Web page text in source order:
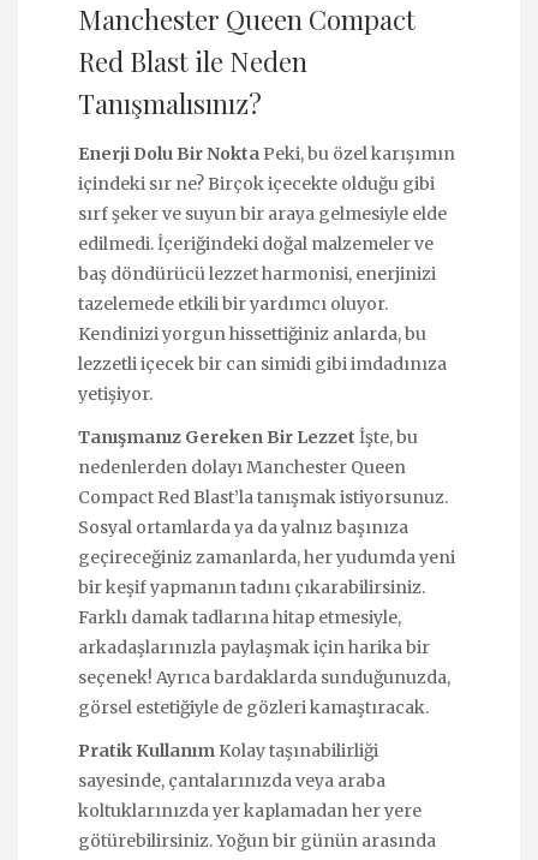
Manchester Queen Compact
Red Blast ile Neden
Tanışmalısınız?
Enerji Dolu Bir Nokta Peki, bu özel karışımın
içindeki sır ne? Birçok içecekte olduğu gibi
sırf şeker ve suyun bir araya gelmesiyle elde
edilmedi. İçeriğindeki doğal malzemeler ve
baş döndürücü lezzet harmonisi, enerjinizi
tazelemede etkili bir yardımcı oluyor.
Kendinizi yorgun hissettiğiniz anlarda, bu
lezzetli içecek bir can simidi gibi imdadınıza
yetişiyor.
Tanışmanız Gereken Bir Lezzet İşte, bu
nedenlerden dolayı Manchester Queen
Compact Red Blast’la tanışmak istiyorsunuz.
Sosyal ortamlarda ya da yalnız başınıza
geçireceğiniz zamanlarda, her yudumda yeni
bir keşif yapmanın tadını çıkarabilirsiniz.
Farklı damak tadlarına hitap etmesiyle,
arkadaşlarınızla paylaşmak için harika bir
seçenek! Ayrıca bardaklarda sunduğunuzda,
görsel estetiğiyle de gözleri kamaştıracak.
Pratik Kullanım Kolay taşınabilirliği
sayesinde, çantalarınızda veya araba
koltuklarınızda yer kaplamadan her yere
götürebilirsiniz. Yoğun bir günün arasında